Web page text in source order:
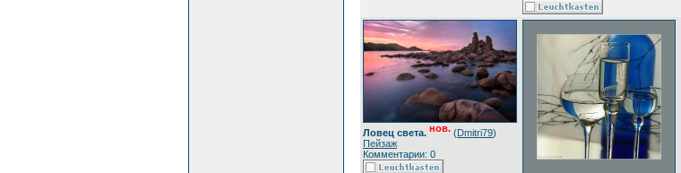
Ловец света. нов. (Dmitri79)
Пейзаж
Комментарии: 0